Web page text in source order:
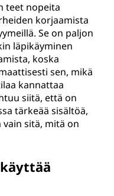
teet nopeita
korjaamista
Se on paljon
läpikäyminen
koska
sen, mikä
kannattaa
siitä, että on
tärkeää sisältöä,
sitä, mitä on